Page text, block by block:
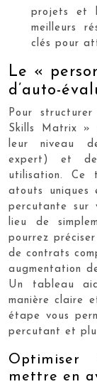
projets et
meilleurs
clés pour
Le «
d’auto-
Pour
Skills Matrix »
leur niveau
expert) et
utilisation. Ce
atouts uniques
percutante sur
lieu de
pourrez
de contrats
augmentation
Un tableau
manière claire
étape vous
percutant et
mettre en